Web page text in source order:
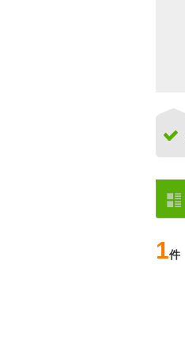
1件